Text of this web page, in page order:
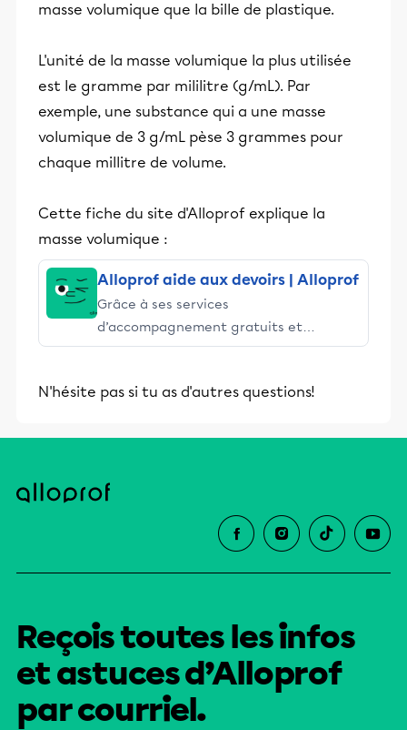
masse volumique que la bille de plastique.
L'unité de la masse volumique la plus utilisée
est le gramme par mililitre (g/mL). Par
exemple, une substance qui a une masse
volumique de 3 g/mL pèse 3 grammes pour
chaque millitre de volume.
Cette fiche du site d'Alloprof explique la
masse volumique :
Alloprof aide aux devoirs | Alloprof
Grâce à ses services
d’accompagnement gratuits et
stimulants, Alloprof engage les élèves
éducative.
N'hésite pas si tu as d'autres questions!
Reçois toutes les infos
et astuces d’Alloprof
par courriel.